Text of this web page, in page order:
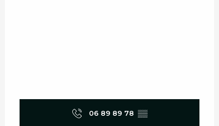
06 89 89 78 ▒▒